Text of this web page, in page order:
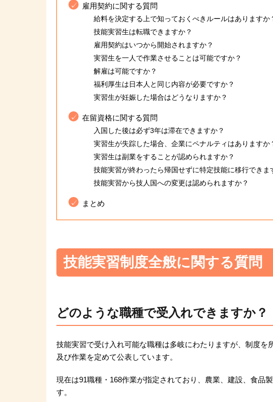
雇用契約に関する質問
給料を決定する上で知っておくべきルールはありますか
技能実習生は転職できますか？
雇用契約はいつから開始されますか？
実習生を一人で作業させることは可能ですか？
解雇は可能ですか？
福利厚生は日本人と同じ内容が必要ですか？
実習生が妊娠した場合はどうなりますか？
在留資格に関する質問
入国した後は必ず3年は滞在できますか？
実習生が失踪した場合、企業にペナルティはありますか
実習生は副業をすることが認められますか？
技能実習が終わったら帰国せずに特定技能に移行できま
技能実習から技人国への変更は認められますか？
まとめ
技能実習制度全般に関する質問
どのような職種で受入れできますか？
技能実習で受け入れ可能な職種は多岐にわたりますが、制度
及び作業を定めて公表しています。
現在は91職種・168作業が指定されており、農業、建設、食品
す。